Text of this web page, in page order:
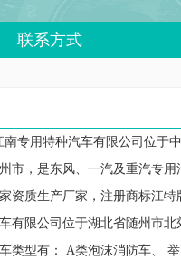
联系方式
用特种汽车有限公司位于中
，是东风、一汽及重汽专用
资质生产厂家，注册商标江
有限公司位于湖北省随州市
类型有： A类泡沫消防车、